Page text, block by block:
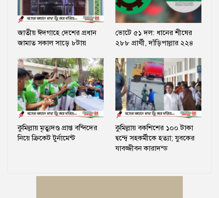
জাতীয় ঈদগাহে দেশের প্রধান
জামাত সকাল সাড়ে ৮টায়
ভোটে ৫১ দল: ধানের শীষের
২৮৮ প্রার্থী, দাঁড়িপাল্লার ২২৪
কুমিল্লায় মৃত্যুদণ্ড প্রাপ্ত বন্দিদের
নিয়ে ক্রিকেট টুর্নামেন্ট
কুমিল্লায় বকশিশের ১০০ টাকা
দ্বন্দ্বে সহকর্মীকে হত্যা; যুবকের
যাবজ্জীবন কারাদন্ড